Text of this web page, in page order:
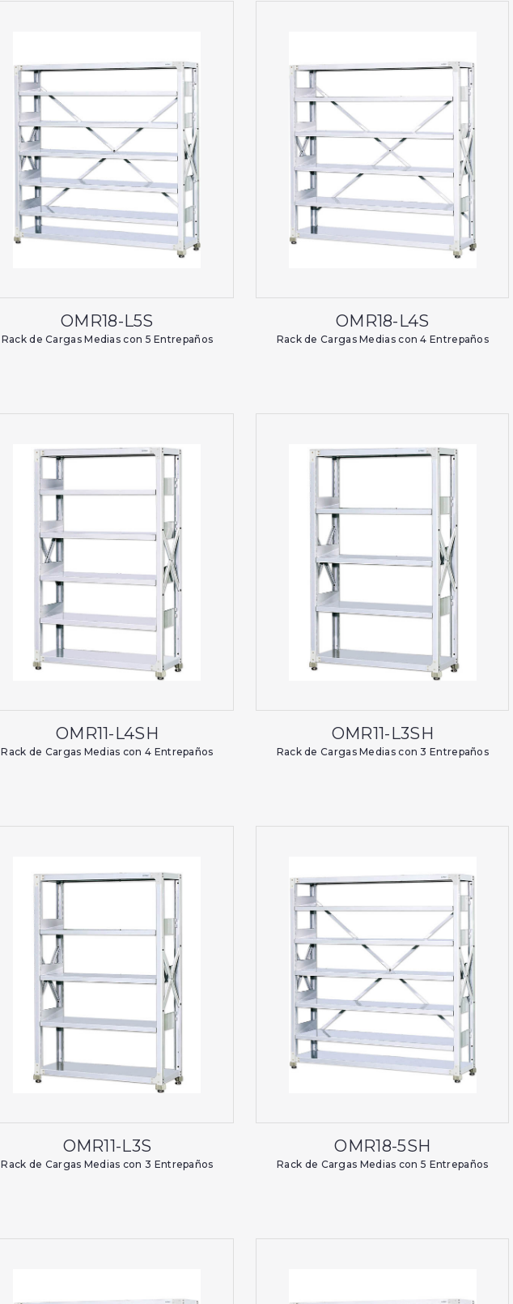
OMR18-L5S
Rack de Cargas Medias con 5 Entrepaños
OMR18-L4S
Rack de Cargas Medias con 4 Entrepaños
OMR11-L4SH
Rack de Cargas Medias con 4 Entrepaños
OMR11-L3SH
Rack de Cargas Medias con 3 Entrepaños
OMR11-L3S
Rack de Cargas Medias con 3 Entrepaños
OMR18-5SH
Rack de Cargas Medias con 5 Entrepaños